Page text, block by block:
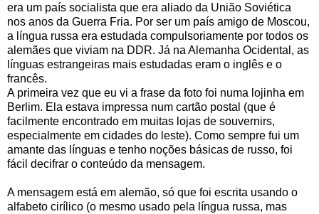
era um país socialista que era aliado da União Soviética
nos anos da Guerra Fria. Por ser um país amigo de Moscou,
a língua russa era estudada compulsoriamente por todos os
alemães que viviam na DDR. Já na Alemanha Ocidental, as
línguas estrangeiras mais estudadas eram o inglês e o
francês.
A primeira vez que eu vi a frase da foto foi numa lojinha em
Berlim. Ela estava impressa num cartão postal (que é
facilmente encontrado em muitas lojas de souvernirs,
especialmente em cidades do leste). Como sempre fui um
amante das línguas e tenho noções básicas de russo, foi
fácil decifrar o conteúdo da mensagem.
A mensagem está em alemão, só que foi escrita usando o
alfabeto cirílico (o mesmo usado pela língua russa, mas